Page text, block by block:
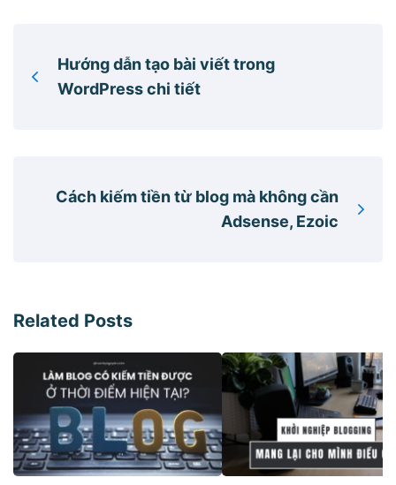
Hướng dẫn tạo bài viết trong
WordPress chi tiết
Cách kiếm tiền từ blog mà không cần
Adsense, Ezoic
Related Posts